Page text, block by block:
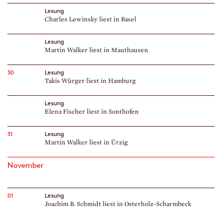
Lesung
Charles Lewinsky liest in Basel
Lesung
Martin Walker liest in Mauthausen
30
Lesung
Takis Würger liest in Hamburg
Lesung
Elena Fischer liest in Sonthofen
31
Lesung
Martin Walker liest in Ürzig
November
01
Lesung
Joachim B. Schmidt liest in Osterholz-Scharmbeck